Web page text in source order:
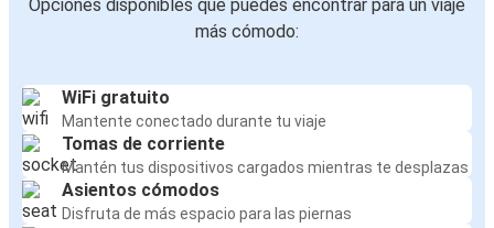
Opciones disponibles que puedes encontrar para un viaje
más cómodo:
WiFi gratuito
Mantente conectado durante tu viaje
Tomas de corriente
Mantén tus dispositivos cargados mientras te desplazas
Asientos cómodos
Disfruta de más espacio para las piernas